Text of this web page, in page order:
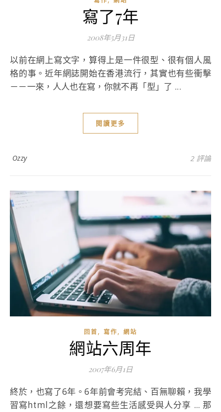
寫了7年
2008年5月31日
以前在網上寫文字，算得上是一件很型、很有個人風
格的事。近年網誌開始在香港流行，其實也有些衝擊
－－一來，人人也在寫，你就不再「型」了 ...
閱讀更多
Ozzy 2 評論
回首, 寫作, 網站
網站六周年
2007年6月1日
終於，也寫了6年。6年前會考完結、百無聊賴，我學
習寫html之餘，還想要寫些生活感受與人分享 ... 那